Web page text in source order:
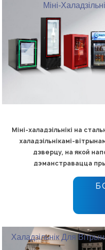
Міні-
Міні-халадзільнікі на
халадзільнікамі-
дзверцу, на якой
дэманстравацца
Халадзільнік Для